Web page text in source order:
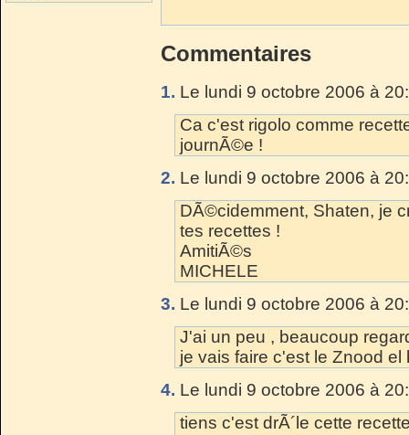
Commentaires
1. Le lundi 9 octobre 2006 à
Ca c'est rigolo comme
journÃ©e !
2. Le lundi 9 octobre 2006 à
DÃ©cidemment, Shaten, je
tes recettes !
AmitiÃ©s
MICHELE
3. Le lundi 9 octobre 2006 à
J'ai un peu , beaucoup
je vais faire c'est le Znood el
4. Le lundi 9 octobre 2006 à
tiens c'est drÃ´le cette